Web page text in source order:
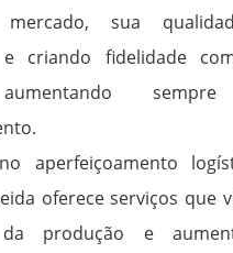
sua
criando fidelidade
aperfeiçoamento
oferece serviços que
da produção e